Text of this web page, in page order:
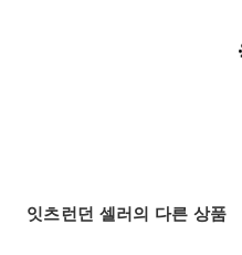
잇츠런던 셀러의 다른 상품